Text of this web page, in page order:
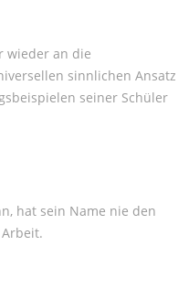
wieder an die
sinnlichen Ansatz
seiner Schüler
hat sein Name nie den